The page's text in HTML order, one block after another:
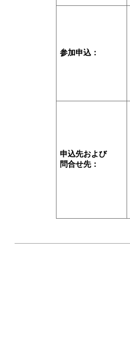
参加申込：
申込先および
問合せ先：